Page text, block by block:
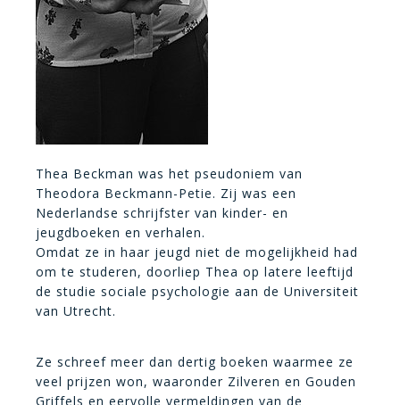
Thea Beckman was het pseudoniem van
Theodora Beckmann-Petie. Zij was een
Nederlandse schrijfster van kinder- en
jeugdboeken en verhalen.
Omdat ze in haar jeugd niet de mogelijkheid had
om te studeren, doorliep Thea op latere leeftijd
de studie sociale psychologie aan de Universiteit
van Utrecht.
Ze schreef meer dan dertig boeken waarmee ze
veel prijzen won, waaronder Zilveren en Gouden
Griffels en eervolle vermeldingen van de